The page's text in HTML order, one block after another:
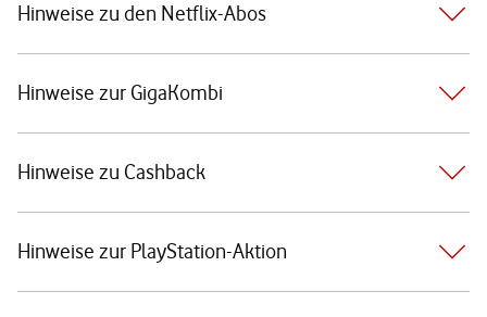
Hinweise zu den Netflix-Abos
Hinweise zur GigaKombi
Hinweise zu Cashback
Hinweise zur PlayStation-Aktion